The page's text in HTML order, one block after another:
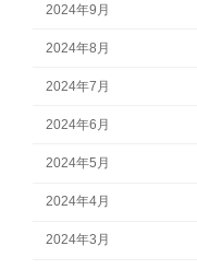
2024年9月
2024年8月
2024年7月
2024年6月
2024年5月
2024年4月
2024年3月